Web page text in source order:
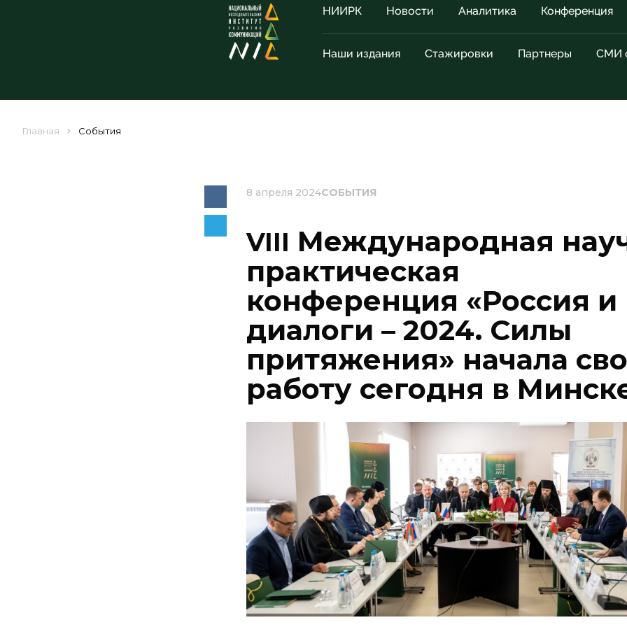
НИИРК Новости Аналитика Конференция
Наши издания Стажировки Партнеры СМИ
Главная События
8 апреля 2024СОБЫТИЯ
VIII Международная
практическая
конференция «Россия
диалоги – 2024. Силы
притяжения» начала
работу сегодня в